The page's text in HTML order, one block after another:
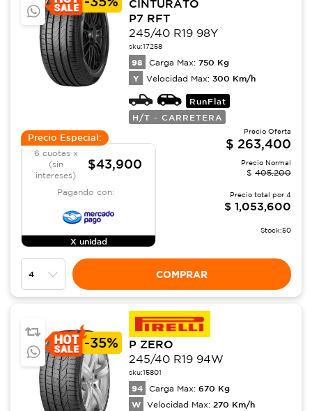
CINTURATO
P7 RFT
245/40 R19 98Y
sku:17258
98 Carga Max: 750 Kg
Y Velocidad Max: 300 Km/h
RunFlat
H/T - CARRETERA
Precio Especial:
6 cuotas x
(sin
intereses)
$43,900
Pagando con:
X unidad
Precio Oferta
$ 263,400
Precio Normal
$ 405,200
Precio total por 4
$ 1,053,600
Stock:50
COMPRAR
-35%
P ZERO
245/40 R19 94W
sku:15801
94 Carga Max: 670 Kg
W Velocidad Max: 270 Km/h